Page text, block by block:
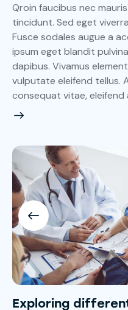
Qroin faucibus nec
tincidunt. Sed eget
Fusce sodales augue a
ipsum eget blandit
dapibus. Vivamus
vulputate eleifend tellus.
consequat vitae, eleifend
Exploring